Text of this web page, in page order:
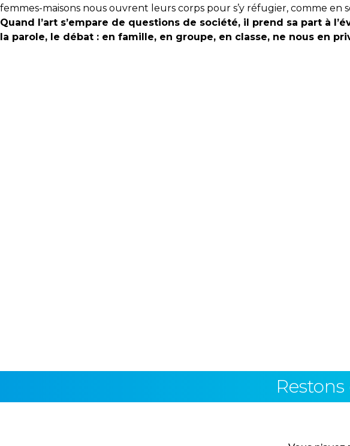
femmes-maisons nous ouvrent leurs corps pour s’y réfugier, comme en
Quand l’art s’empare de questions de société, il prend sa part à
la parole, le débat : en famille, en groupe, en classe, ne nous en
Restons